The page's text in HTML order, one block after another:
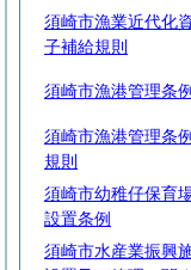
須崎市漁業近代化
子補給規則
須崎市漁港管理条例
須崎市漁港管理条
規則
須崎市幼稚仔保育
設置条例
須崎市水産業振興